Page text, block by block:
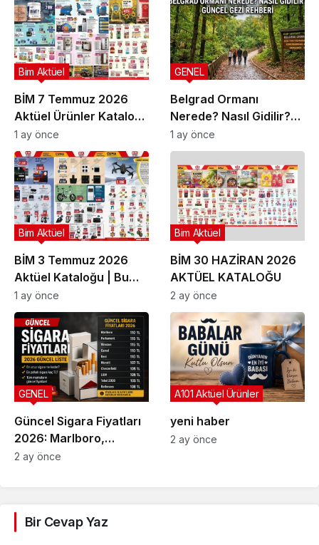
BİM 7 Temmuz 2026
Aktüel Ürünler Kataloğu
| Bu Hafta İndirimde
Olan Ürünler
Bim Aktüel
1 ay önce
Belgrad Ormanı
Nerede? Nasıl Gidilir?
Güncel Gezi Rehberi
GENEL
1 ay önce
BİM 3 Temmuz 2026
Aktüel Kataloğu | Bu
Hafta İndirime Giren
Ürünler
Bim Aktüel
1 ay önce
BİM 30 HAZİRAN 2026
AKTÜEL KATALOĞU
Bim Aktüel
2 ay önce
Güncel Sigara Fiyatları
2026: Marlboro,
Parliament, Winston,
GENEL
2 ay önce
yeni haber
A101 Aktüel Ürünler
2 ay önce
Bir Cevap Yaz